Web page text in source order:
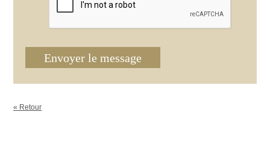
Envoyer le message
« Retour